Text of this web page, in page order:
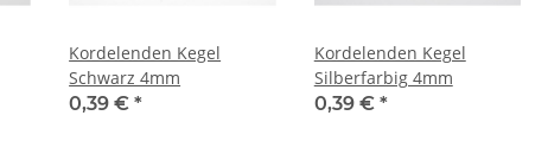
Kordelenden Kegel
Schwarz 4mm
0,39 €*
Kordelenden Kegel
Silberfarbig 4mm
0,39 € *